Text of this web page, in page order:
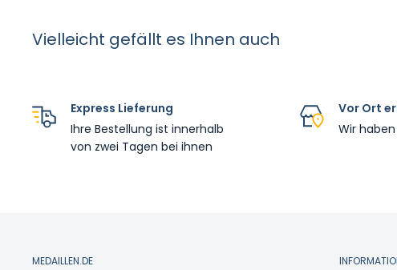
Vielleicht gefällt es Ihnen auch
Express Lieferung
Ihre Bestellung ist innerhalb
von zwei Tagen bei ihnen
Vor Ort
Wir
MEDAILLEN.DE